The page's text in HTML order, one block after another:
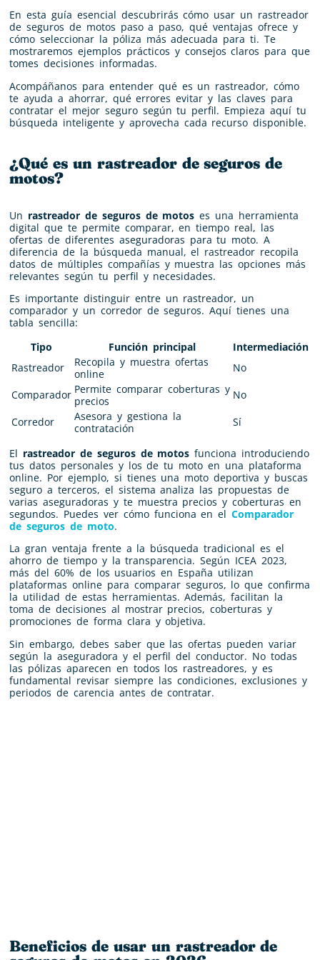
En esta guía esencial descubrirás cómo usar un rastreador
de seguros de motos paso a paso, qué ventajas ofrece y
cómo seleccionar la póliza más adecuada para ti. Te
mostraremos ejemplos prácticos y consejos claros para que
tomes decisiones informadas.
Acompáñanos para entender qué es un rastreador, cómo
te ayuda a ahorrar, qué errores evitar y las claves para
contratar el mejor seguro según tu perfil. Empieza aquí tu
búsqueda inteligente y aprovecha cada recurso disponible.
¿Qué es un rastreador de seguros de
motos?
Un rastreador de seguros de motos es una herramienta
digital que te permite comparar, en tiempo real, las
ofertas de diferentes aseguradoras para tu moto. A
diferencia de la búsqueda manual, el rastreador recopila
datos de múltiples compañías y muestra las opciones más
relevantes según tu perfil y necesidades.
Es importante distinguir entre un rastreador, un
comparador y un corredor de seguros. Aquí tienes una
tabla sencilla:
Tipo
Función principal
Intermediación
Rastreador
Recopila y muestra ofertas
online
No
Comparador Permite comparar coberturas y
precios
No
Corredor
Asesora y gestiona la
contratación
Sí
El rastreador de seguros de motos funciona introduciendo
tus datos personales y los de tu moto en una plataforma
online. Por ejemplo, si tienes una moto deportiva y buscas
seguro a terceros, el sistema analiza las propuestas de
varias aseguradoras y te muestra precios y coberturas en
segundos. Puedes ver cómo funciona en elComparador
de seguros de moto.
La gran ventaja frente a la búsqueda tradicional es el
ahorro de tiempo y la transparencia. Según ICEA 2023,
más del 60% de los usuarios en España utilizan
plataformas online para comparar seguros, lo que confirma
la utilidad de estas herramientas. Además, facilitan la
toma de decisiones al mostrar precios, coberturas y
promociones de forma clara y objetiva.
Sin embargo, debes saber que las ofertas pueden variar
según la aseguradora y el perfil del conductor. No todas
las pólizas aparecen en todos los rastreadores, y es
fundamental revisar siempre las condiciones, exclusiones y
periodos de carencia antes de contratar.
Beneficios de usar un rastreador de